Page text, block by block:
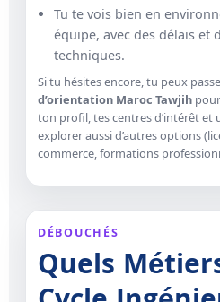
Tu te vois bien en
équipe, avec des délais et
techniques.
Si tu hésites encore, tu peux
d’orientation Maroc Tawjih
ton profil, tes centres d’intérêt et
explorer aussi d’autres options
commerce, formations
DÉBOUCHÉS
Quels